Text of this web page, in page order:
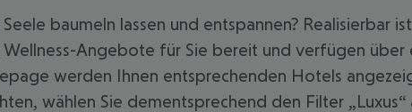
baumeln lassen und entspannen? Realisierbar
Wellness-Angebote für Sie bereit und verfügen
werden Ihnen entsprechenden Hotels
wählen Sie dementsprechend den Filter